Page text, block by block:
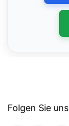
Folgen Sie uns